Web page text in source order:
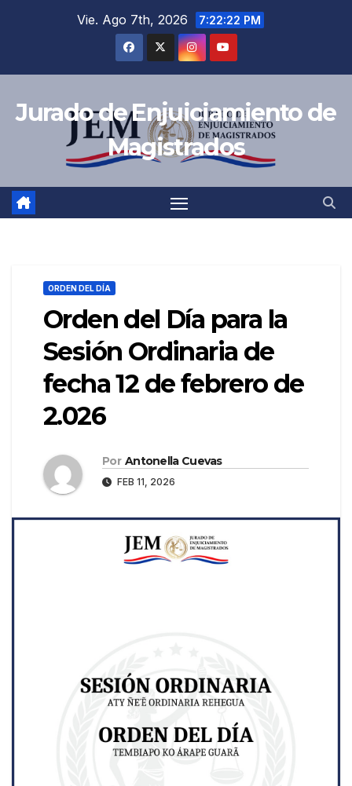
Vie. Ago 7th, 2026 7:22:23 PM
Jurado de Enjuiciamiento de
Magistrados
ORDEN DEL DÍA
Orden del Día para la
Sesión Ordinaria de
fecha 12 de febrero de
2.026
Por Antonella Cuevas
FEB 11, 2026